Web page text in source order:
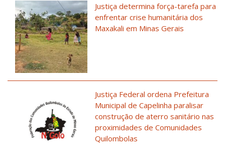
Justiça determina força-tarefa para
enfrentar crise humanitária dos
Maxakali em Minas Gerais
Justiça Federal ordena Prefeitura
Municipal de Capelinha paralisar
construção de aterro sanitário nas
proximidades de Comunidades
Quilombolas